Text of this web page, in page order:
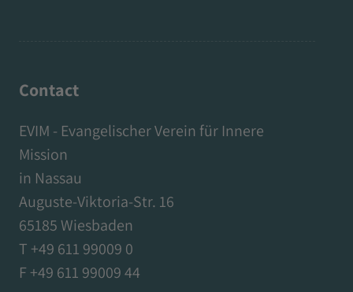
Contact
EVIM - Evangelischer Verein für Innere
Mission
in Nassau
Auguste-Viktoria-Str. 16
65185 Wiesbaden
T +49 611 99009 0
F +49 611 99009 44